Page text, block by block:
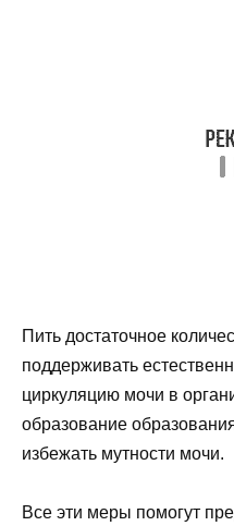
Пить достаточное
поддерживать
циркуляцию мочи в
образование
избежать мутности мочи.
Все эти меры помогут